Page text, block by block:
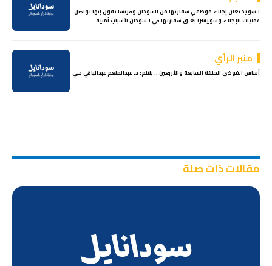
السويد تعلن إجلاء موظفي سفارتها من السودان وفرنسا تقول إنها تواصل
عمليات الإجلاء وسويسرا تغلق سفارتها في السودان لأسباب أمنية
منبر الرأي
أساس الفوضى الحلقة السابعة والأربعين .. بقلم: د. عبدالمنعم عبدالباقي علي
مقالات ذات صلة